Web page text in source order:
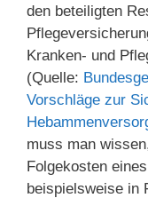
den beteiligten
Kranken- und
(Quelle:
Vorschläge zur
muss man
Folgekosten
beispielsweise in